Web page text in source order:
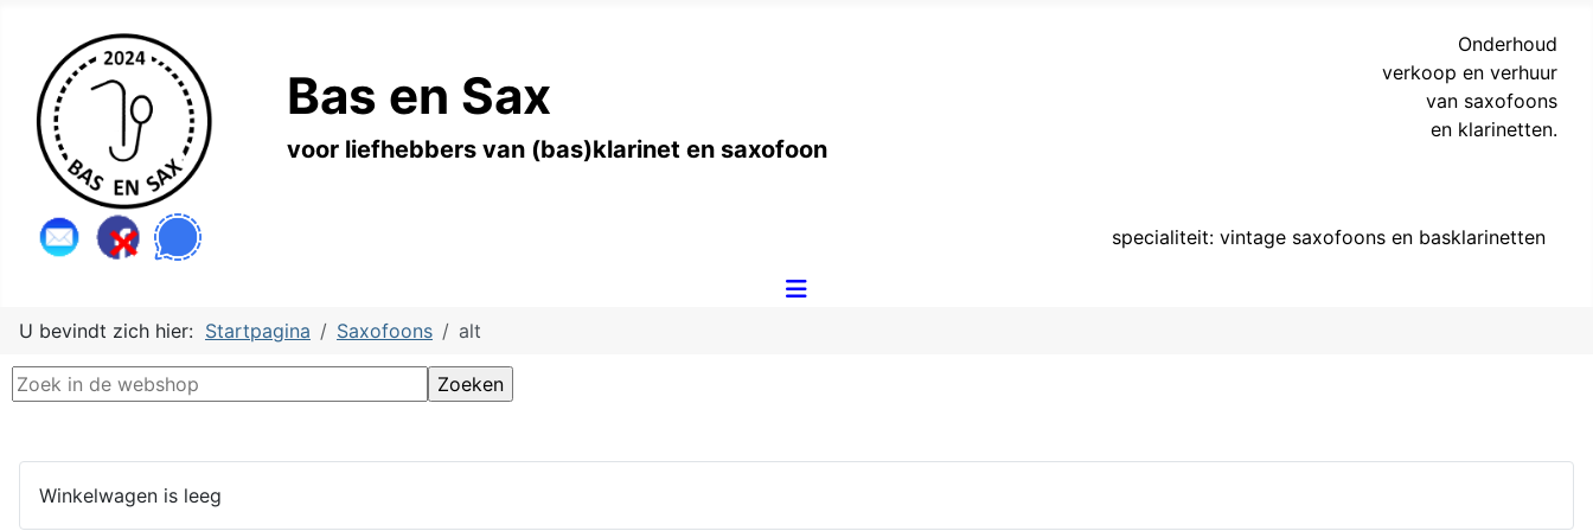
Bas en Sax
voor liefhebbers van (bas)klarinet en saxofoon
Onderhoud
verkoop en verhuur
van saxofoons
en klarinetten.
specialiteit: vintage saxofoons en basklarinetten
U bevindt zich hier: Startpagina Saxofoons alt
Winkelwagen is leeg